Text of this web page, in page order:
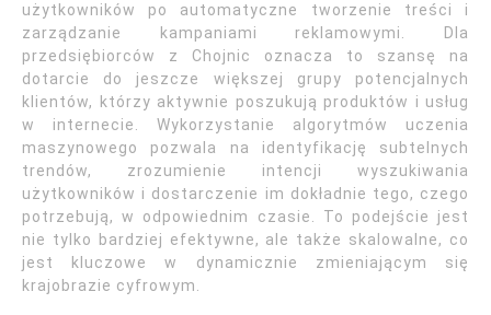
użytkowników po automatyczne tworzenie treści i
zarządzanie kampaniami reklamowymi. Dla
przedsiębiorców z Chojnic oznacza to szansę na
dotarcie do jeszcze większej grupy potencjalnych
klientów, którzy aktywnie poszukują produktów i usług
w internecie. Wykorzystanie algorytmów uczenia
maszynowego pozwala na identyfikację subtelnych
trendów, zrozumienie intencji wyszukiwania
użytkowników i dostarczenie im dokładnie tego, czego
potrzebują, w odpowiednim czasie. To podejście jest
nie tylko bardziej efektywne, ale także skalowalne, co
jest kluczowe w dynamicznie zmieniającym się
krajobrazie cyfrowym.